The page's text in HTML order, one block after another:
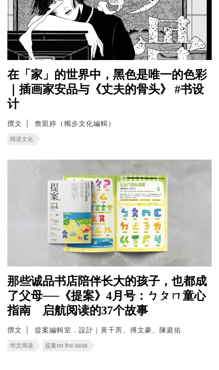
在「家」的世界中，黑色是唯一的色彩
｜插画家安品与《丈夫的骨头》 #书设
计
撰文 詹凱婷（獨步文化編輯）
阅读文化
那些诚品书店陪伴长大的孩子，也都成
了父母──《提案》4月号：ㄅㄆㄇ童心
指南 启航阅读的37个故事
撰文 提案編輯室．設計｜黃千芮、傅文豪、陳庭佑
华文阅读 提案on the desk